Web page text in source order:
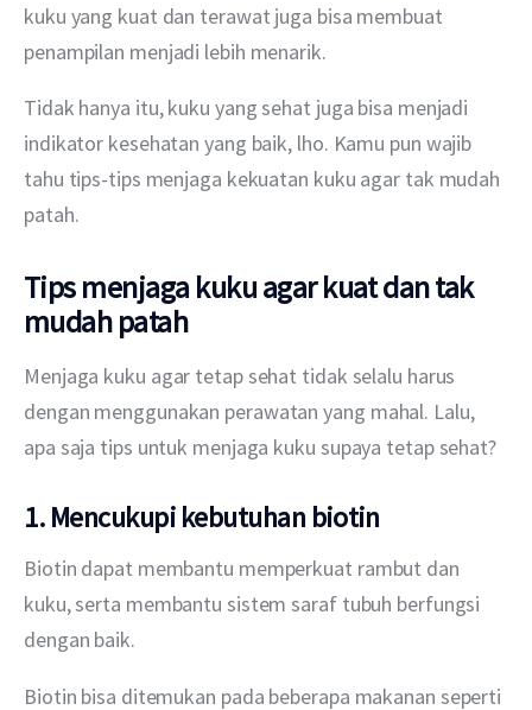
Berita
kuku yang kuat dan terawat juga bisa membuat
penampilan menjadi lebih menarik.
Tidak hanya itu, kuku yang sehat juga bisa menjadi
indikator kesehatan yang baik, lho. Kamu pun wajib
tahu tips-tips menjaga kekuatan kuku agar tak mudah
patah.
Tips menjaga kuku agar kuat dan tak
mudah patah
Menjaga kuku agar tetap sehat tidak selalu harus
dengan menggunakan perawatan yang mahal. Lalu,
apa saja tips untuk menjaga kuku supaya tetap sehat?
1. Mencukupi kebutuhan biotin
Biotin dapat membantu memperkuat rambut dan
kuku, serta membantu sistem saraf tubuh berfungsi
dengan baik.
Biotin bisa ditemukan pada beberapa makanan seperti